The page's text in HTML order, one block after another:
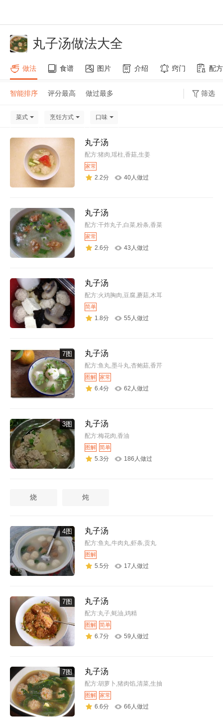
丸子汤做法大全
做法 食谱 图片 介绍 窍门 配方
智能排序 评分最高 做过最多 筛选
菜式 烹饪方式 口味
丸子汤
配方:猪肉,瑶柱,香菇,生姜
家常
2.2分 40人做过
丸子汤
配方:干炸丸子,白菜,粉条,香菜
家常
2.6分 43人做过
丸子汤
配方:火鸡胸肉,豆腐,蘑菇,木耳
简单
1.8分 55人做过
7图 丸子汤
配方:鱼丸,墨斗丸,杏鲍菇,香芹
图解 家常
6.4分 62人做过
3图 丸子汤
配方:梅花肉,香油
图解 简单
5.3分 186人做过
烧 炖
4图 丸子汤
配方:鱼丸,牛肉丸,虾条,贡丸
图解
5.5分 17人做过
7图 丸子汤
配方:丸子,蚝油,鸡精
图解 简单
6.7分 59人做过
7图 丸子汤
配方:胡萝卜,猪肉馅,清菜,生抽
图解 家常
6.6分 66人做过